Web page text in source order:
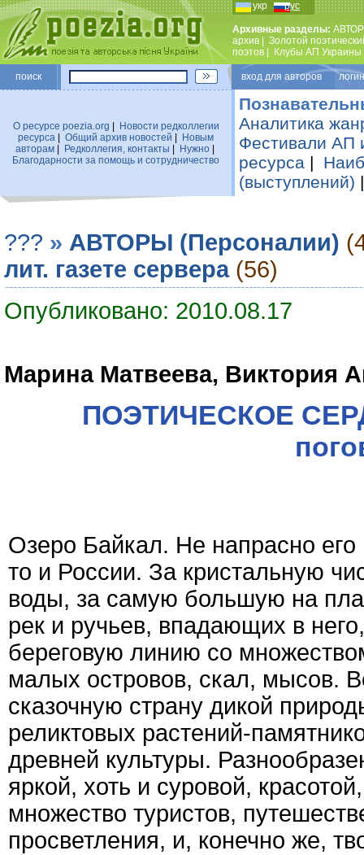
укр рус
Архивные разделы:
архив
Золотой
поэтов
Клубы АП Украины
поиск вход для авторов
О ресурсе poezia.org
Новости редколлегии
ресурса
Общий архив новостей
Новым
авторам| Редколлегия, контакты Нужно|
Благодарности за помощь и сотрудничество
Аналитика
Фестивали АП
ресурса |
(выступлений)
??? » АВТОРЫ (Персоналии)
лит. газете сервера (56)
Опубликовано: 2010.08.17
Марина Матвеева, Виктория
ПОЭТИЧЕСКОЕ
Озеро Байкал. Не напрасно
то и России. За кристальную
воды, за самую большую на
рек и ручьев, впадающих в
береговую линию со
малых островов, скал, мысов.
сказочную страну дикой
реликтовых растений-
древней культуры.
яркой, хоть и суровой,
множество туристов,
просветления, и, конечно же,